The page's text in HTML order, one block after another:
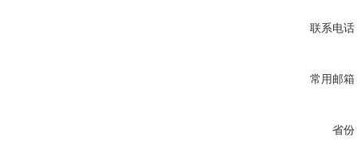
联系电话
常用邮箱
省份